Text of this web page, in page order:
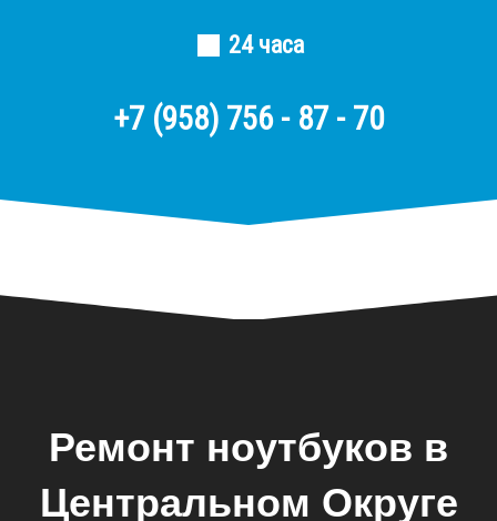
24 часа
+7 (958) 756 - 87 - 70
Ремонт ноутбуков в
Центральном Округе